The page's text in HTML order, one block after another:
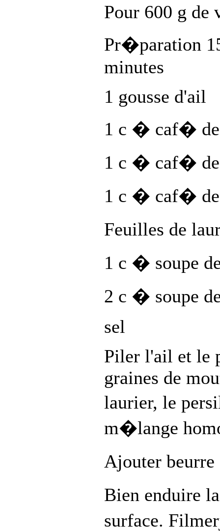
Pour 600 g de
Pr�paration
minutes
1 gousse d'ail
1 c � caf� de
1 c � caf� de
1 c � caf�
Feuilles de
1 c � soupe
2 c � soupe
sel
Piler l'ail et le
graines de
laurier, le
m�lange
Ajouter
Bien enduire
surface.